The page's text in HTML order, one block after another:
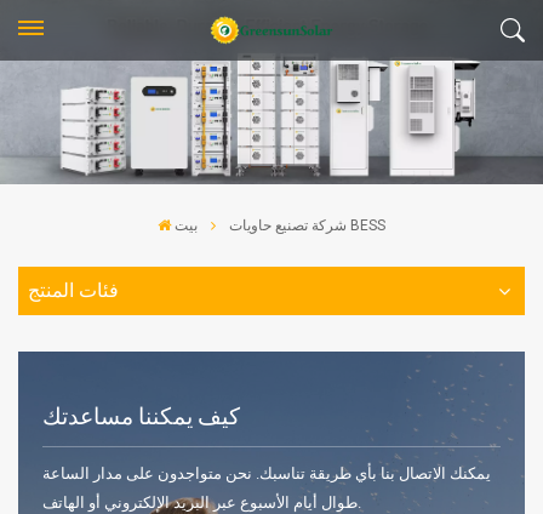
بيت شركة تصنيع حاويات BESS
فئات المنتج
كيف يمكننا مساعدتك
يمكنك الاتصال بنا بأي طريقة تناسبك. نحن متواجدون على مدار الساعة
طوال أيام الأسبوع عبر البريد الإلكتروني أو الهاتف.